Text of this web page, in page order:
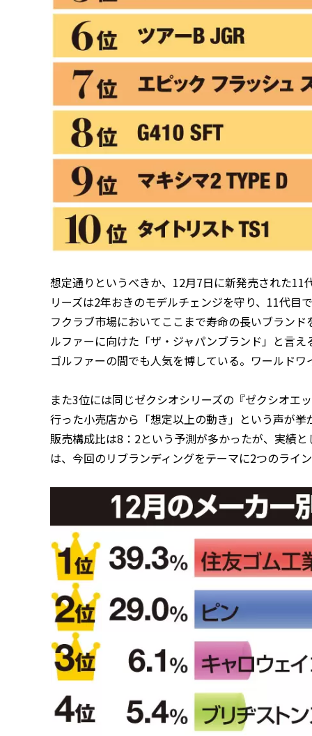
想定通りというべきか、12月7日に新発売された
リーズは2年おきのモデルチェンジを守り、11代
フクラブ市場においてここまで寿命の長いブラン
ルファーに向けた「ザ・ジャパンブランド」と言
ゴルファーの間でも人気を博している。ワールド
また3位には同じゼクシオシリーズの『ゼクシオエ
行った小売店から「想定以上の動き」という声が
販売構成比は8：2という予測が多かったが、実績
は、今回のリブランディングをテーマに2つのライ